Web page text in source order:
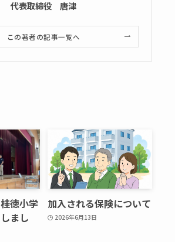
代表取締役 唐津
この著者の記事一覧へ
徳小学
まし
加入される保険について
2026年6月13日